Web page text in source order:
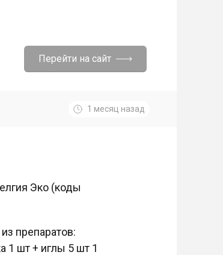
Перейти на сайт
1 месяц назад
Эко (коды
препаратов:
1 шт + иглы 5 шт 1